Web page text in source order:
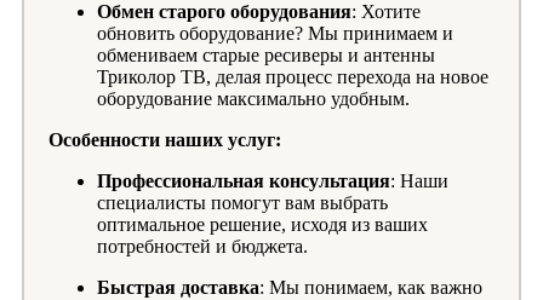
Обмен старого оборудования: Хотите
обновить оборудование? Мы принимаем и
обмениваем старые ресиверы и антенны
Триколор ТВ, делая процесс перехода на новое
оборудование максимально удобным.
Особенности наших услуг:
Профессиональная консультация: Наши
специалисты помогут вам выбрать
оптимальное решение, исходя из ваших
потребностей и бюджета.
Быстрая доставка: Мы понимаем, как важно